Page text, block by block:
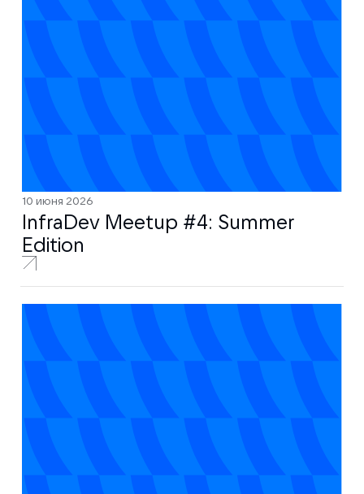
10 июня 2026
InfraDev Meetup #4: Summer
Edition